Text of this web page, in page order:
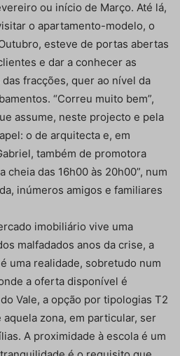
ou início de Março. Até lá,
o apartamento-modelo, o
esteve de portas abertas
e dar a conhecer as
fracções, quer ao nível da
“Correu muito bem”,
assume, neste projecto e pela
o de arquitecta e, em
também de promotora
cheia das 16h00 às 20h00”, num
inúmeros amigos e familiares
imobiliário vive uma
malfadados anos da crise, a
uma realidade, sobretudo num
a oferta disponível é
Vale, a opção por tipologias T2
zona, em particular, ser
A proximidade à escola é um